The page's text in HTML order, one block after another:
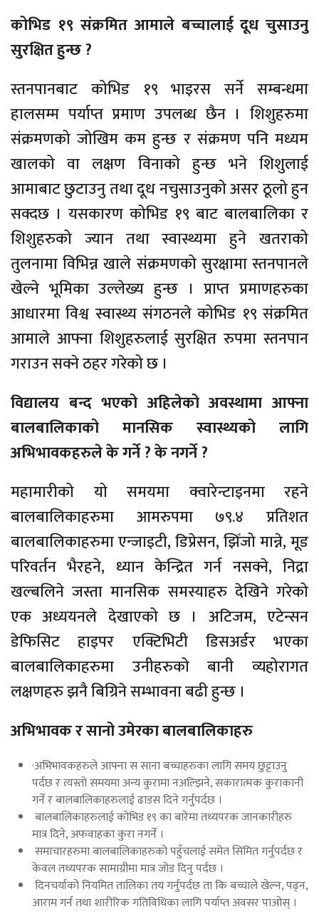
कोभिड १९ संक्रमित आमाले बच्चालाई दूध चुसाउनु
सुरक्षित हुन्छ ?
स्तनपानबाट कोभिड १९ भाइरस सर्ने सम्बन्धमा
हालसम्म पर्याप्त प्रमाण उपलब्ध छैन । शिशुहरुमा
संक्रमणको जोखिम कम हुन्छ र संक्रमण पनि मध्यम
खालको वा लक्षण विनाको हुन्छ भने शिशुलाई
आमाबाट छुटाउनु तथा दूध नचुसाउनुको असर ठूलो हुन
सक्दछ । यसकारण कोभिड १९ बाट बालबालिका र
शिशुहरुको ज्यान तथा स्वास्थ्यमा हुने खतराको
तुलनामा विभिन्न खाले संक्रमणको सुरक्षामा स्तनपानले
खेल्ने भूमिका उल्लेख्य हुन्छ । प्राप्त प्रमाणहरुका
आधारमा विश्व स्वास्थ्य संगठनले कोभिड १९ संक्रमित
आमाले आफ्ना शिशुहरुलाई सुरक्षित रुपमा स्तनपान
गराउन सक्ने ठहर गरेको छ ।
विद्यालय बन्द भएको अहिलेको अवस्थामा आफ्ना
बालबालिकाको मानसिक स्वास्थ्यको लागि
अभिभावकहरुले के गर्ने ? के नगर्ने ?
महामारीको यो समयमा क्वारेन्टाइनमा रहने
बालबालिकाहरुमा आमरुपमा ७९.४ प्रतिशत
बालबालिकाहरुमा एन्जाइटी, डिप्रेसन, झिँजो मान्ने, मूड
परिवर्तन भैरहने, ध्यान केन्द्रित गर्न नसक्ने, निद्रा
खल्बलिने जस्ता मानसिक समस्याहरु देखिने गरेको
एक अध्ययनले देखाएको छ । अटिजम, एटेन्सन
डेफिसिट हाइपर एक्टिभिटी डिसअर्डर भएका
बालबालिकाहरुमा उनीहरुको बानी व्यहोरागत
लक्षणहरु झनै बिग्रिने सम्भावना बढी हुन्छ ।
अभिभावक र सानो उमेरका बालबालिकाहरु
·अभिभावकहरुले आफ्ना स साना बच्चाहरुका लागि समय छुट्टाउनु
पर्दछ र त्यस्तो समयमा अन्य कुरामा नअल्झिने, सकारात्मक कुराकानी
गर्ने र बालबालिकाहरुलाई ढाडस दिने गर्नुपर्दछ ।
बालबालिकाहरुलाई कोभिड १९ का बारेमा तथ्यपरक जानकारीहरु
मात्र दिने, अफवाहका कुरा नगर्ने ।
समाचारहरुमा बालबालिकाहरुको पहुँचलाई समेत सिमित गर्नुपर्दछ र
केवल तथ्यपरक सामाग्रीमा मात्र जोड दिनु पर्दछ ।
दिनचर्याको नियमित तालिका तय गर्नुपर्दछ ता कि बच्चाले खेल्न, पढ्न,
आराम गर्न तथा शारीरिक गतिविधिका लागि पर्याप्त अवसर पाओस् ।